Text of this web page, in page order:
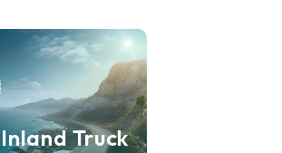
Inland Truck